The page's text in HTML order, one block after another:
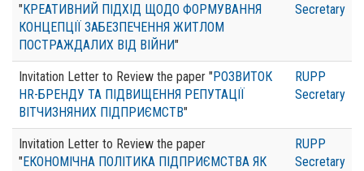
"КРЕАТИВНИЙ ПІДХІД ЩОДО ФОРМУВАННЯ
КОНЦЕПЦІЇ ЗАБЕЗПЕЧЕННЯ ЖИТЛОМ
ПОСТРАЖДАЛИХ ВІД ВІЙНИ"
Secretary
Invitation Letter to Review the paper "РОЗВИТОК
HR-БРЕНДУ ТА ПІДВИЩЕННЯ РЕПУТАЦІЇ
ВІТЧИЗНЯНИХ ПІДПРИЄМСТВ"
RUPP
Secretary
Invitation Letter to Review the paper
"ЕКОНОМІЧНА ПОЛІТИКА ПІДПРИЄМСТВА ЯК
RUPP
Secretary